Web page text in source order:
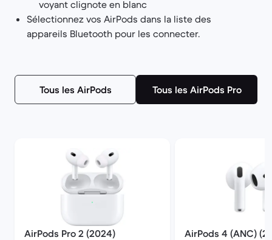
voyant clignote en blanc
Sélectionnez vos AirPods dans la liste des
appareils Bluetooth pour les connecter.
Tous les AirPods Tous les AirPods Pro
AirPods Pro 2 (2024) AirPods 4 (ANC)